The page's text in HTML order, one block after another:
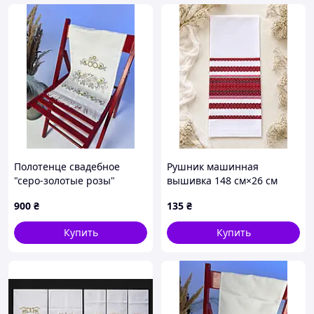
Полотенце свадебное
"серо-золотые розы"
900 ₴
Купить
Рушник машинная
вышивка 148 см×26 см
135 ₴
Купить